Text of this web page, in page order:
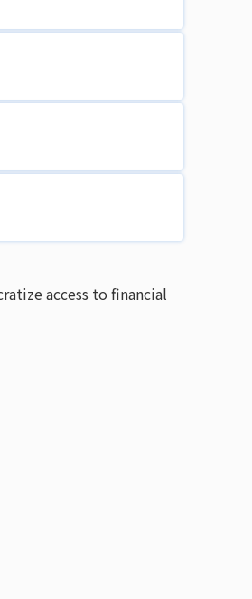
access to financial